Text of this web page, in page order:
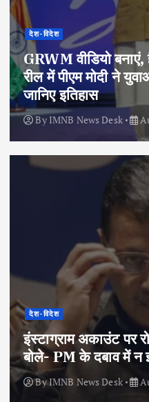
देश-विदेश
GRWM वीडियो
रील में पीएम मोदी ने
जानिए इतिहास
By IMNB News Desk
देश-विदेश
इंस्टाग्राम अकाउंट पर
बोले- PM के दबाव में
ByIMNB News Desk